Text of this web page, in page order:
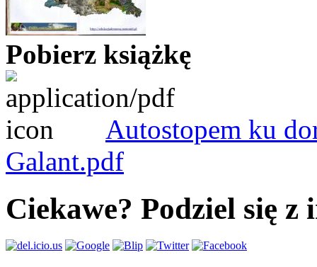
Pobierz książkę
Autostopem ku
Galant.pdf
Ciekawe? Podziel się z